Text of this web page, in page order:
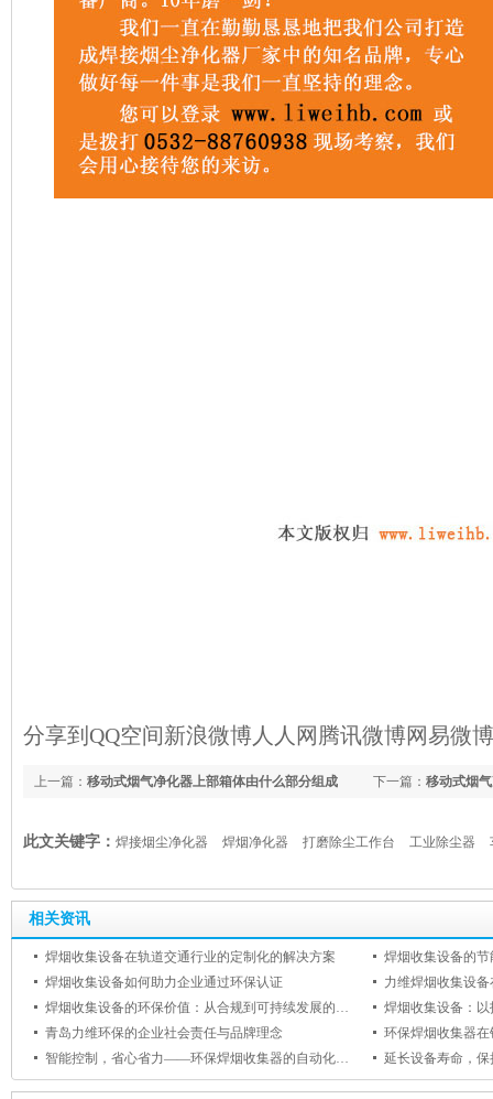
分享到 QQ空间新浪微博 人人网 腾讯微博网易微博
下一篇： 移动式烟
上一篇： 移动式烟气净化器上部箱体由什么部分组成
此文关键字： 焊接烟尘净化器 焊烟净化器 打磨除尘工作台 工业除尘器
相关资讯
焊烟收集设备在轨道交通行业的定制化的解决方案
焊烟收集设备如何助力企业通过环保认证
力维焊烟收集设
焊烟收集设备的环保价值：从合规到可持续发展的跨越
焊烟收集设备：
青岛力维环保的企业社会责任与品牌理念
环保焊烟收集器
智能控制，省心省力——环保焊烟收集器的自动化功能与用户体验提升